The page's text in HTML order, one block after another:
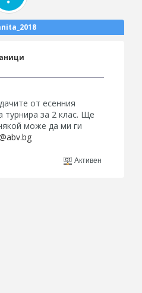
от есенния
турнира за 2 клас. Ще
може да ми ги
Активен